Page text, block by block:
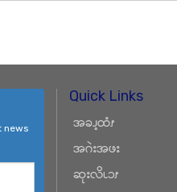
news
Quick Links
အခၪ့ထံၭ
အဂဲးအဖး
ဆုးလိၬၥၭ